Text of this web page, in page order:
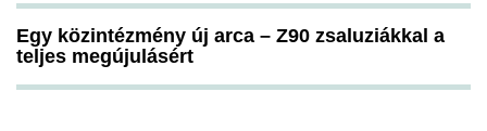
Egy közintézmény új arca – Z90 zsaluziákkal a
teljes megújulásért